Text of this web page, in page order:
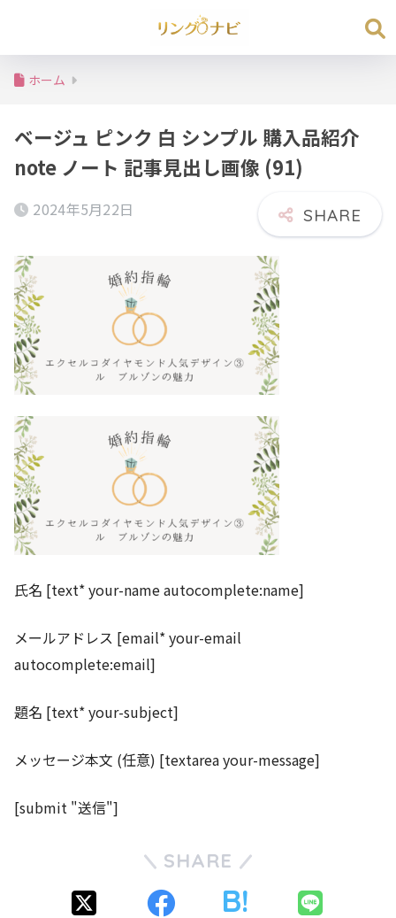
ホーム
ベージュ ピンク 白 シンプル 購入品紹介
note ノート 記事見出し画像 (91)
2024年5月22日
氏名 [text* your-name autocomplete:name]
メールアドレス [email* your-email
autocomplete:email]
題名 [text* your-subject]
メッセージ本文 (任意) [textarea your-message]
[submit "送信"]
SHARE